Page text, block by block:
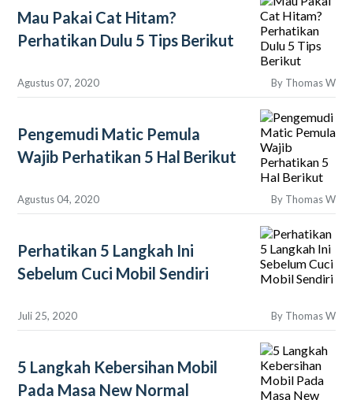
Mau Pakai Cat Hitam?
Perhatikan Dulu 5 Tips Berikut
Agustus 07, 2020 By Thomas W
Pengemudi Matic Pemula
Wajib Perhatikan 5 Hal Berikut
Agustus 04, 2020 By Thomas W
Perhatikan 5 Langkah Ini
Sebelum Cuci Mobil Sendiri
Juli 25, 2020 By Thomas W
5 Langkah Kebersihan Mobil
Pada Masa New Normal